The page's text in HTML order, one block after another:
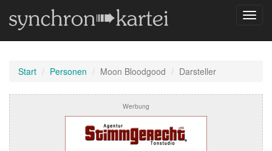
Start Personen Moon Bloodgood Darsteller
Werbung